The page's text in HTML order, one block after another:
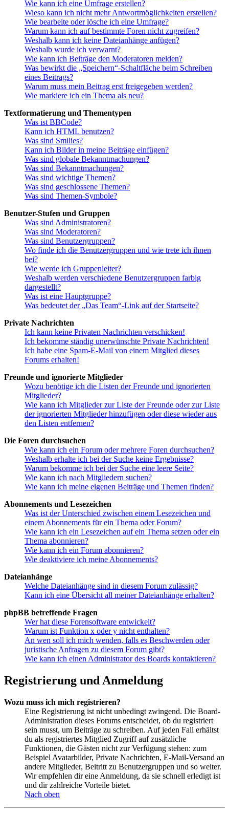
Wie kann ich eine Umfrage erstellen?
Wieso kann ich nicht mehr Antwortmöglichkeiten erstellen?
Wie bearbeite oder lösche ich eine Umfrage?
Warum kann ich auf bestimmte Foren nicht zugreifen?
Weshalb kann ich keine Dateianhänge anfügen?
Weshalb wurde ich verwarnt?
Wie kann ich Beiträge den Moderatoren melden?
Was bewirkt die „Speichern“-Schaltfläche beim Schreiben
eines Beitrags?
Warum muss mein Beitrag erst freigegeben werden?
Wie markiere ich ein Thema als neu?
Textformatierung und Thementypen
Was ist BBCode?
Kann ich HTML benutzen?
Was sind Smilies?
Kann ich Bilder in meine Beiträge einfügen?
Was sind globale Bekanntmachungen?
Was sind Bekanntmachungen?
Was sind wichtige Themen?
Was sind geschlossene Themen?
Was sind Themen-Symbole?
Benutzer-Stufen und Gruppen
Was sind Administratoren?
Was sind Moderatoren?
Was sind Benutzergruppen?
Wo finde ich die Benutzergruppen und wie trete ich ihnen
bei?
Wie werde ich Gruppenleiter?
Weshalb werden verschiedene Benutzergruppen farbig
dargestellt?
Was ist eine Hauptgruppe?
Was bedeutet der „Das Team“-Link auf der Startseite?
Private Nachrichten
Ich kann keine Privaten Nachrichten verschicken!
Ich bekomme ständig unerwünschte Private Nachrichten!
Ich habe eine Spam-E-Mail von einem Mitglied dieses
Forums erhalten!
Freunde und ignorierte Mitglieder
Wozu benötige ich die Listen der Freunde und ignorierten
Mitglieder?
Wie kann ich Mitglieder zur Liste der Freunde oder zur Liste
der ignorierten Mitglieder hinzufügen oder diese wieder aus
den Listen entfernen?
Die Foren durchsuchen
Wie kann ich ein Forum oder mehrere Foren durchsuchen?
Weshalb erhalte ich bei der Suche keine Ergebnisse?
Warum bekomme ich bei der Suche eine leere Seite?
Wie kann ich nach Mitgliedern suchen?
Wie kann ich meine eigenen Beiträge und Themen finden?
Abonnements und Lesezeichen
Was ist der Unterschied zwischen einem Lesezeichen und
einem Abonnements für ein Thema oder Forum?
Wie kann ich ein Lesezeichen auf ein Thema setzen oder ein
Thema abonnieren?
Wie kann ich ein Forum abonnieren?
Wie deaktiviere ich meine Abonnements?
Dateianhänge
Welche Dateianhänge sind in diesem Forum zulässig?
Kann ich eine Übersicht all meiner Dateianhänge erhalten?
phpBB betreffende Fragen
Wer hat diese Forensoftware entwickelt?
Warum ist Funktion x oder y nicht enthalten?
An wen soll ich mich wenden, falls es Beschwerden oder
juristische Anfragen zu diesem Forum gibt?
Wie kann ich einen Administrator des Boards kontaktieren?
Registrierung und Anmeldung
Wozu muss ich mich registrieren?
Eine Registrierung ist nicht unbedingt zwingend. Die Board-
Administration dieses Forums entscheidet, ob du registriert
sein musst, um Beiträge zu schreiben. Auf jeden Fall erhältst
du als registriertes Mitglied Zugriff auf zusätzliche
Funktionen, die Gästen nicht zur Verfügung stehen: zum
Beispiel Avatarbilder, Private Nachrichten, E-Mail-Versand an
andere Mitglieder, Beitritt zu Benutzergruppen und so weiter.
Wir empfehlen dir eine Anmeldung, da sie schnell erledigt ist
und dir zahlreiche Vorteile bietet.
Nach oben